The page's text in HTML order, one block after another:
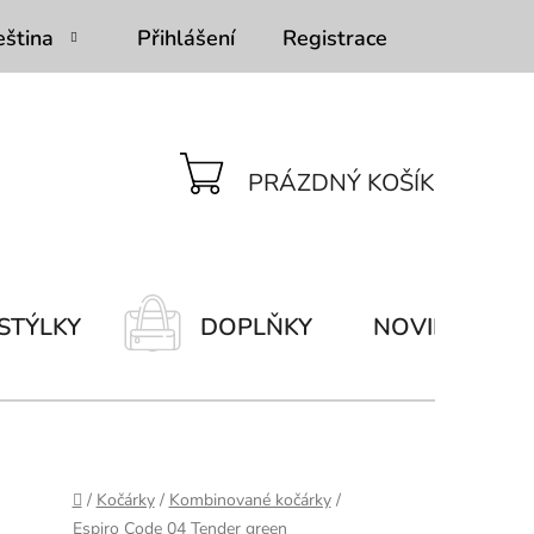
Přihlášení Registrace
PRÁZDNÝ KOŠÍK
DOPLŇKY NOVINKY
Domů
/ Kočárky / Kombinované kočárky /
Espiro Code 04 Tender green